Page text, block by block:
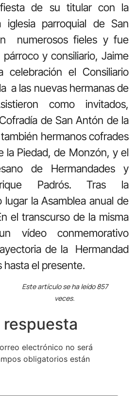
de su titular con la
iglesia parroquial de San
numerosos fieles y fue
y consiliario, Jaime
el Consiliario
a las nuevas hermanas de
como invitados,
de San Antón de la
hermanos cofrades
la Piedad, de Monzón, y el
de Hermandades y
Padrós. Tras la
la Asamblea anual de
el transcurso de la misma
vídeo conmemorativo
de la Hermandad
hasta el presente.
Este artículo se ha leído 857
veces.
respuesta
electrónico no será
obligatorios están